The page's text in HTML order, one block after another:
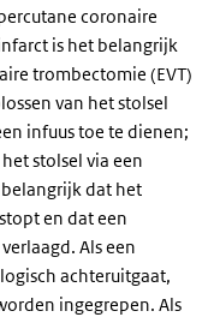
coronaire
is het belangrijk
trombectomie (EVT)
van het stolsel
infuus toe te dienen;
stolsel via een
dat het
en dat een
Als een
achteruitgaat,
ingegrepen. Als